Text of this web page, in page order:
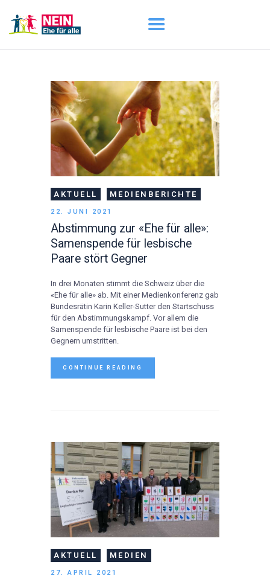
START
AKTUELL
DARUM GEHT ES
ÜBER UNS
DOWNLOADS
AKTUELL MEDIENBERICHTE
22. JUNI 2021
Abstimmung zur «Ehe für alle»:
Samenspende für lesbische
Paare stört Gegner
In drei Monaten stimmt die Schweiz über die
«Ehe für alle» ab. Mit einer Medienkonferenz gab
Bundesrätin Karin Keller-Sutter den Startschuss
für den Abstimmungskampf. Vor allem die
Samenspende für lesbische Paare ist bei den
Gegnern umstritten.
CONTINUE READING
AKTUELL MEDIEN
27. APRIL 2021